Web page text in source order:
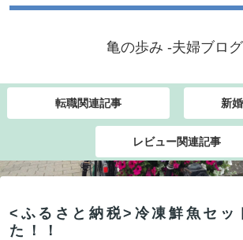
亀の歩み -夫婦ブロ
転職関連記事 新
レビュー関連記事
<ふるさと納税>冷凍鮮魚セッ
た！！